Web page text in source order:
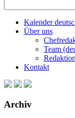
Kalender
Über uns
Team
Kontakt
Archiv